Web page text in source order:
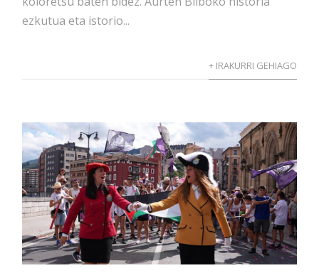
ezkutua eta istorio...
+ IRAKURRI GEHIAGO